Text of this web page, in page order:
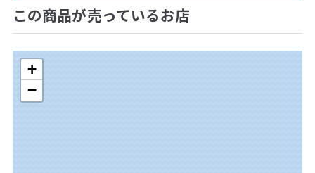
この商品が売っているお店
+
−